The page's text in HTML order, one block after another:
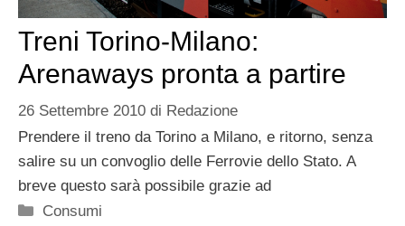
Treni Torino-Milano:
Arenaways pronta a partire
26 Settembre 2010 di Redazione
Prendere il treno da Torino a Milano, e ritorno, senza
salire su un convoglio delle Ferrovie dello Stato. A
breve questo sarà possibile grazie ad
Categorie
Consumi